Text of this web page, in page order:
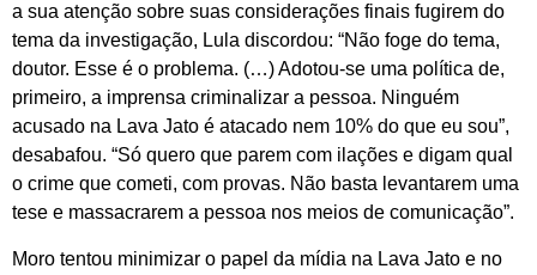
a sua atenção sobre suas considerações finais fugirem do
tema da investigação, Lula discordou: “Não foge do tema,
doutor. Esse é o problema. (…) Adotou-se uma política de,
primeiro, a imprensa criminalizar a pessoa. Ninguém
acusado na Lava Jato é atacado nem 10% do que eu sou”,
desabafou. “Só quero que parem com ilações e digam qual
o crime que cometi, com provas. Não basta levantarem uma
tese e massacrarem a pessoa nos meios de comunicação”.
Moro tentou minimizar o papel da mídia na Lava Jato e no